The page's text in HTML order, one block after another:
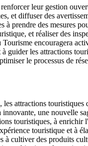
leur gestion
et diffuser des
à prendre des mesures
et réaliser des
encouragera
guider les attractions
le processus de
attractions
une nouvelle
touristiques, à enrichir
touristique et à
à cultiver des produits